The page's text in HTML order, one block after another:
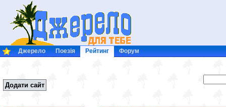
Джерело Поезія Рейтинг Форум
Додати сайт